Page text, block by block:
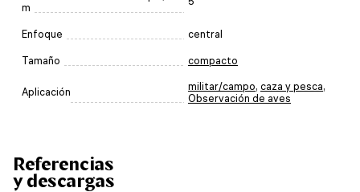
m
Enfoque central
Tamaño compacto
Aplicación militar/campo, caza y pesca,
Observación de aves
Referencias
y descargas